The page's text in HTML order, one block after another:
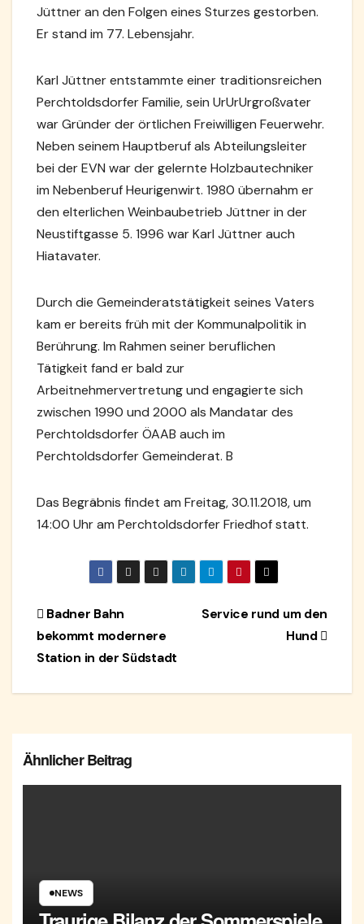
Jüttner an den Folgen eines Sturzes gestorben.
Er stand im 77. Lebensjahr.
Karl Jüttner entstammte einer traditionsreichen
Perchtoldsdorfer Familie, sein UrUrUrgroßvater
war Gründer der örtlichen Freiwilligen Feuerwehr.
Neben seinem Hauptberuf als Abteilungsleiter
bei der EVN war der gelernte Holzbautechniker
im Nebenberuf Heurigenwirt. 1980 übernahm er
den elterlichen Weinbaubetrieb Jüttner in der
Neustiftgasse 5. 1996 war Karl Jüttner auch
Hiatavater.
Durch die Gemeinderatstätigkeit seines Vaters
kam er bereits früh mit der Kommunalpolitik in
Berührung. Im Rahmen seiner beruflichen
Tätigkeit fand er bald zur
Arbeitnehmervertretung und engagierte sich
zwischen 1990 und 2000 als Mandatar des
Perchtoldsdorfer ÖAAB auch im
Perchtoldsdorfer Gemeinderat. B
Das Begräbnis findet am Freitag, 30.11.2018, um
14:00 Uhr am Perchtoldsdorfer Friedhof statt.
BeitragsnavigationService rund um den
Hund
Badner Bahn
bekommt modernere
Station in der Südstadt
Ähnlicher Beitrag
NEWS